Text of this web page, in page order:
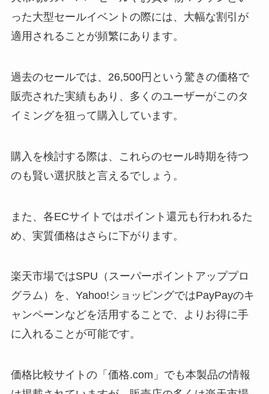
った大型セールイベントの際には、大幅な割引が
適用されることが頻繁にあります。
過去のセールでは、26,500円という驚きの価格で
販売された実績もあり、多くのユーザーがこのタ
イミングを狙って購入しています。
購入を検討する際は、これらのセール時期を待つ
のも賢い選択肢と言えるでしょう。
また、各ECサイトではポイント還元も行われるた
め、実質価格はさらに下がります。
楽天市場ではSPU（スーパーポイントアッププロ
グラム）を、Yahoo!ショッピングではPayPayのキ
ャンペーンなどを活用することで、よりお得に手
に入れることが可能です。
価格比較サイトの「価格.com」でも本製品の情報